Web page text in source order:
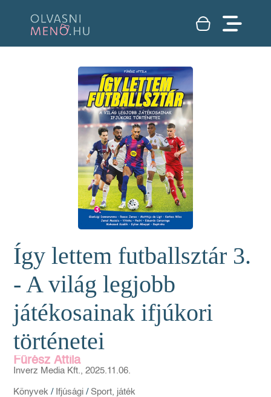
Így lettem futballsztár 3.
- A világ legjobb
játékosainak ifjúkori
történetei
Fűrész Attila
Inverz Media Kft., 2025.11.06.
Könyvek / Ifjúsági / Sport, játék